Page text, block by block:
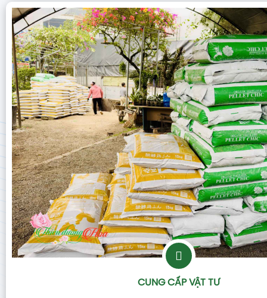
CUNG CẤP VẬT TƯ